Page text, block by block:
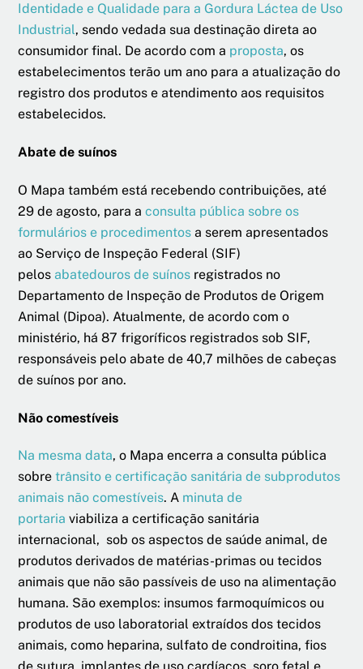
Identidade e Qualidade para a Gordura Láctea de Uso
Industrial, sendo vedada sua destinação direta ao
consumidor final. De acordo com a proposta, os
estabelecimentos terão um ano para a atualização do
registro dos produtos e atendimento aos requisitos
estabelecidos.
Abate de suínos
O Mapa também está recebendo contribuições, até
29 de agosto, para aconsulta pública sobre os
formulários e procedimentos a serem apresentados
ao Serviço de Inspeção Federal (SIF)
pelos abatedouros de suínos registrados no
Departamento de Inspeção de Produtos de Origem
Animal (Dipoa). Atualmente, de acordo com o
ministério, há 87 frigoríficos registrados sob SIF,
responsáveis pelo abate de 40,7 milhões de cabeças
de suínos por ano.
Não comestíveis
Na mesma data, o Mapa encerra a consulta pública
sobretrânsito e certificação sanitária de subprodutos
animais não comestíveis. A minuta de
portaria viabiliza a certificação sanitária
internacional, sob os aspectos de saúde animal, de
produtos derivados de matérias-primas ou tecidos
animais que não são passíveis de uso na alimentação
humana. São exemplos: insumos farmoquímicos ou
produtos de uso laboratorial extraídos dos tecidos
animais, como heparina, sulfato de condroitina, fios